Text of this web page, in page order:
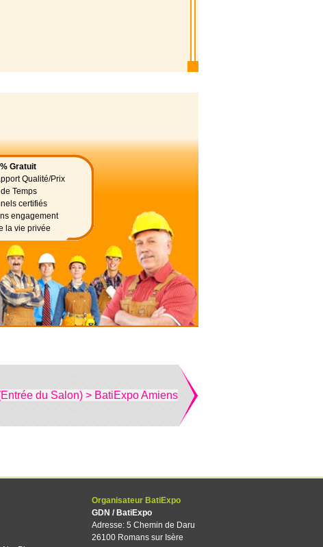
Gratuit
Qualité/Prix
Temps
certifiés
engagement
la vie privée
du Salon) > BatiExpo Amiens
Organisateur BatiExpo
GDN / BatiExpo
Adresse: 5 Chemin de Daru
26100 Romans sur Isère